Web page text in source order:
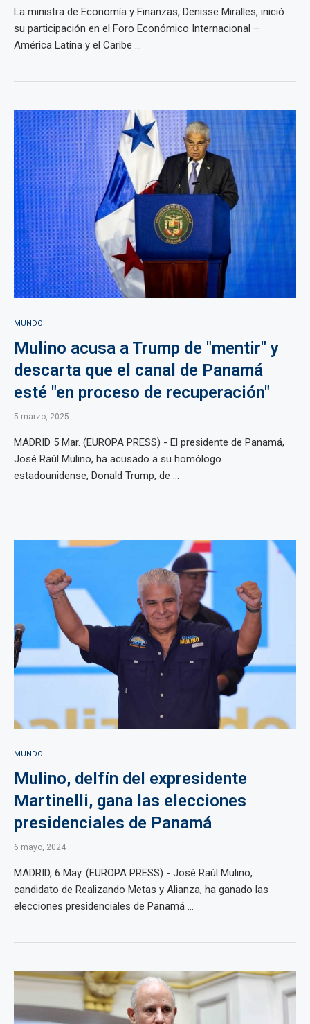
La ministra de Economía y Finanzas, Denisse Miralles, inició
su participación en el Foro Económico Internacional –
América Latina y el Caribe ...
MUNDO
Mulino acusa a Trump de "mentir" y
descarta que el canal de Panamá
esté "en proceso de recuperación"
5 marzo, 2025
MADRID 5 Mar. (EUROPA PRESS) - El presidente de Panamá,
José Raúl Mulino, ha acusado a su homólogo
estadounidense, Donald Trump, de ...
MUNDO
Mulino, delfín del expresidente
Martinelli, gana las elecciones
presidenciales de Panamá
6 mayo, 2024
MADRID, 6 May. (EUROPA PRESS) - José Raúl Mulino,
candidato de Realizando Metas y Alianza, ha ganado las
elecciones presidenciales de Panamá ...